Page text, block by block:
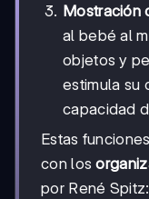
Mostración
al bebé al
objetos y
estimula su
capacidad
Estas
con los
por René